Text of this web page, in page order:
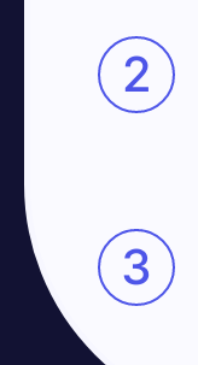
2
3